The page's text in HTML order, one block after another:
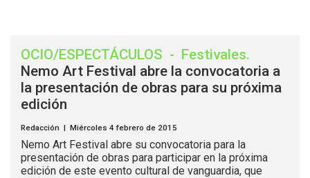
OCIO/ESPECTÁCULOS - Festivales.
Nemo Art Festival abre la convocatoria a
la presentación de obras para su próxima
edición
Redacción | Miércoles 4 febrero de 2015
Nemo Art Festival abre su convocatoria para la
presentación de obras para participar en la próxima
edición de este evento cultural de vanguardia, que